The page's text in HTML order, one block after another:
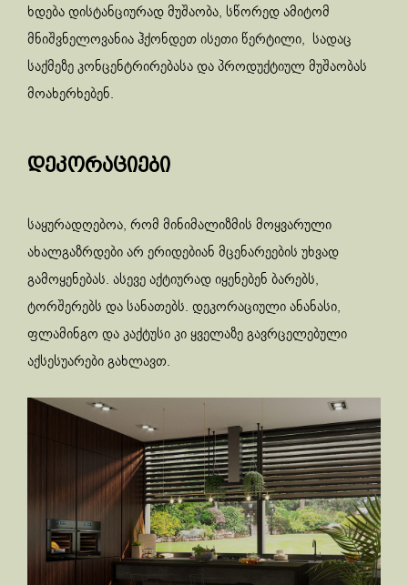
ხდება დისტანციურად მუშაობა, სწორედ ამიტომ
მნიშვნელოვანია ჰქონდეთ ისეთი წერტილი, სადაც
საქმეზე კონცენტრირებასა და პროდუქტიულ მუშაობას
მოახერხებენ.
დეკორაციები
საყურადღებოა, რომ მინიმალიზმის მოყვარული
ახალგაზრდები არ ერიდებიან მცენარეების უხვად
გამოყენებას. ასევე აქტიურად იყენებენ ბარებს,
ტორშერებს და სანათებს. დეკორაციული ანანასი,
ფლამინგო და კაქტუსი კი ყველაზე გავრცელებული
აქსესუარები გახლავთ.